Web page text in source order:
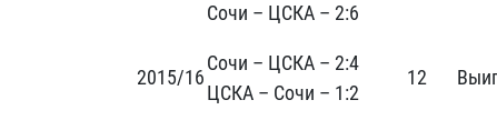
Сочи – ЦСКА – 2:6
2015/16
Сочи – ЦСКА – 2:4
ЦСКА – Сочи – 1:2
12